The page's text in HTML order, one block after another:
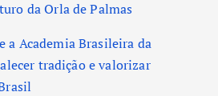
da Orla de Palmas
a Academia Brasileira da
tradição e valorizar